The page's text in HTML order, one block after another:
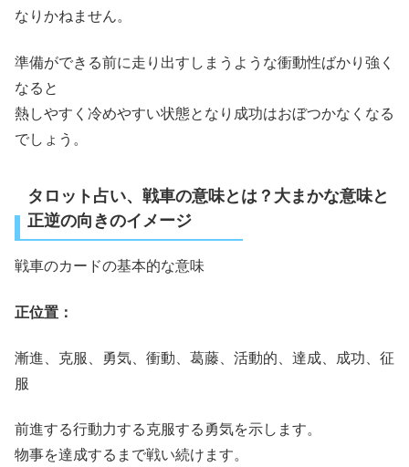
なりかねません。
準備ができる前に走り出すしまうような衝動性ばかり強く
なると
熱しやすく冷めやすい状態となり成功はおぼつかなくなる
でしょう。
タロット占い、戦車の意味とは？大まかな意味と
正逆の向きのイメージ
戦車のカードの基本的な意味
正位置：
漸進、克服、勇気、衝動、葛藤、活動的、達成、成功、征
服
前進する行動力する克服する勇気を示します。
物事を達成するまで戦い続けます。